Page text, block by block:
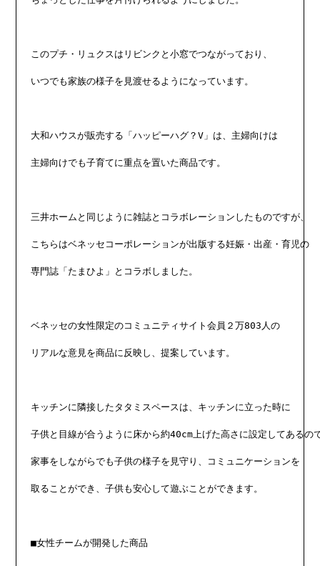
このプチ・リュクスはリビンクと小窓でつながっており、
いつでも家族の様子を見渡せるようになっています。
大和ハウスが販売する「ハッピーハグ？V」は、主婦向けは
主婦向けでも子育てに重点を置いた商品です。
三井ホームと同じように雑誌とコラボレーションしたものですが、
こちらはベネッセコーポレーションが出版する妊娠・出産・育児の
専門誌「たまひよ」とコラボしました。
ベネッセの女性限定のコミュニティサイト会員２万803人の
リアルな意見を商品に反映し、提案しています。
キッチンに隣接したタタミスペースは、キッチンに立った時に
子供と目線が合うように床から約40cm上げた高さに設定してあるの
家事をしながらでも子供の様子を見守り、コミュニケーションを
取ることができ、子供も安心して遊ぶことができます。
■女性チームが開発した商品